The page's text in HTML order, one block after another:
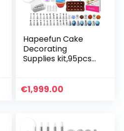
Hapeefun Cake
Decorating
Supplies kit,95pcs
decorating
€1,999.00